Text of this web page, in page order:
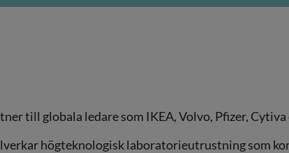
till globala ledare som IKEA, Volvo, Pfizer, Cytiva
högteknologisk laboratorieutrustning som